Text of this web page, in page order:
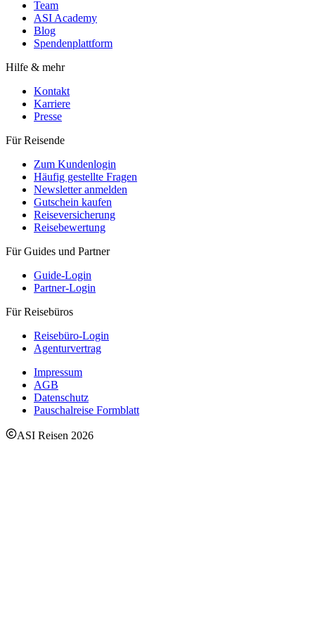
Team
ASI Academy
Blog
Spendenplattform
Hilfe & mehr
Kontakt
Karriere
Presse
Für Reisende
Zum Kundenlogin
Häufig gestellte Fragen
Newsletter anmelden
Gutschein kaufen
Reiseversicherung
Reisebewertung
Für Guides und Partner
Guide-Login
Partner-Login
Für Reisebüros
Reisebüro-Login
Agenturvertrag
Impressum
AGB
Datenschutz
Pauschalreise Formblatt
ASI Reisen 2026